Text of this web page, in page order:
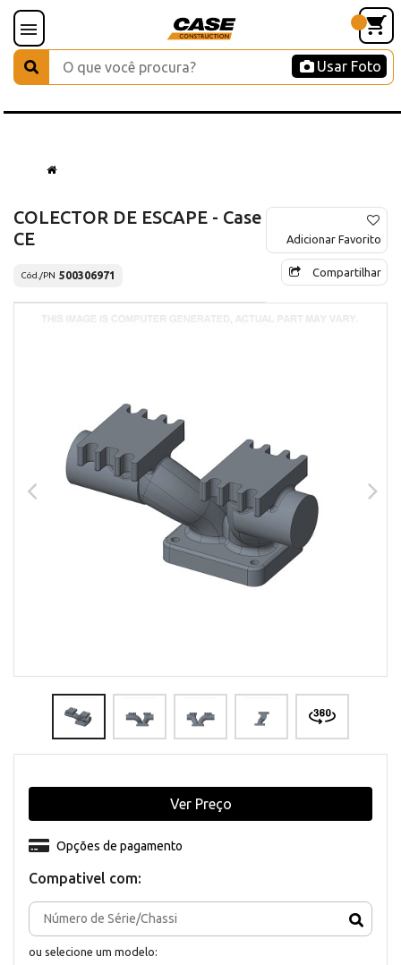
Usar Foto
COLECTOR DE ESCAPE - Case
CE
Cód./PN 500306971
Adicionar Favorito
Compartilhar
Compativel com:
ou selecione um modelo:
Opções de pagamento
Ver Preço